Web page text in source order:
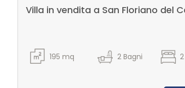
Villa in vendita a San Floriano del
195 mq 2Bagni 2
Qualsiasi
Commerciali